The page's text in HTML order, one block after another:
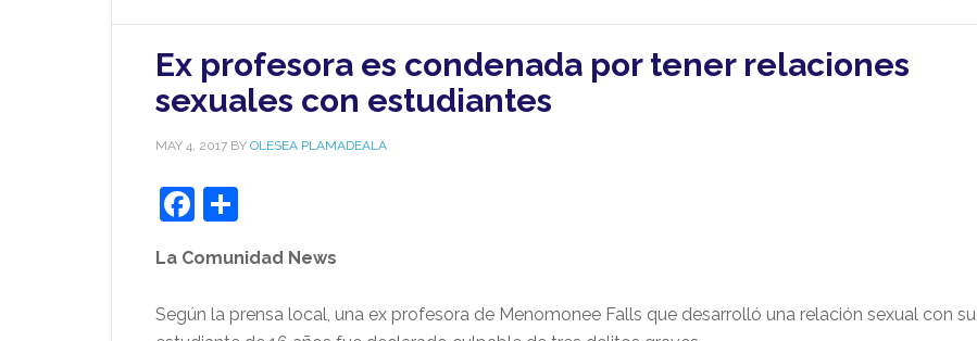
Ex profesora es condenada por tener relaciones
sexuales con estudiantes
MAY 4, 2017 BY OLESEA PLAMADEALA
Facebook
La Comunidad News
Según la prensa local, una ex profesora de Menomonee Falls que desarrolló una relación sexual con su